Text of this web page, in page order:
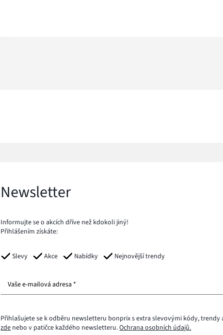
Newsletter
Informujte se o akcích dříve než kdokoli jiný!
Přihlášením získáte:
Slevy Akce Nabídky Nejnovější trendy
Vaše e-mailová adresa *
Přihlašujete se k odběru newsletteru bonprix s extra slevovými kódy,
zdenebo v patičce každého newsletteru.Ochrana osobních údajů.